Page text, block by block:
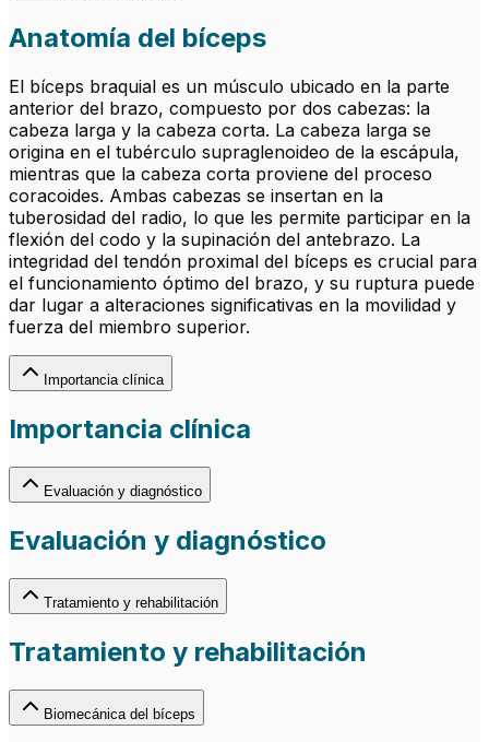
Anatomía del bíceps
El bíceps braquial es un músculo ubicado en la parte
anterior del brazo, compuesto por dos cabezas: la
cabeza larga y la cabeza corta. La cabeza larga se
origina en el tubérculo supraglenoideo de la escápula,
mientras que la cabeza corta proviene del proceso
coracoides. Ambas cabezas se insertan en la
tuberosidad del radio, lo que les permite participar en la
flexión del codo y la supinación del antebrazo. La
integridad del tendón proximal del bíceps es crucial para
el funcionamiento óptimo del brazo, y su ruptura puede
dar lugar a alteraciones significativas en la movilidad y
fuerza del miembro superior.
Importancia clínica
Importancia clínica
Evaluación y diagnóstico
Evaluación y diagnóstico
Tratamiento y rehabilitación
Tratamiento y rehabilitación
Biomecánica del bíceps